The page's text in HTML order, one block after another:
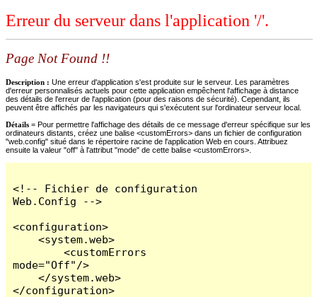
Erreur du serveur dans l'application '/'.
Page Not Found !!
Description : Une erreur d'application s'est produite sur le serveur. Les paramètres
d'erreur personnalisés actuels pour cette application empêchent l'affichage à distance
des détails de l'erreur de l'application (pour des raisons de sécurité). Cependant, ils
peuvent être affichés par les navigateurs qui s'exécutent sur l'ordinateur serveur local.
Détails = Pour permettre l'affichage des détails de ce message d'erreur spécifique sur les
ordinateurs distants, créez une balise <customErrors> dans un fichier de configuration
"web.config" situé dans le répertoire racine de l'application Web en cours. Attribuez
ensuite la valeur "off" à l'attribut "mode" de cette balise <customErrors>.
<!-- Fichier de configuration
Web.Config -->
<configuration>
    <system.web>
        <customErrors
mode="Off"/>
    </system.web>
</configuration>